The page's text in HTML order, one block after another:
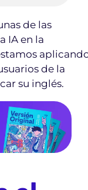
de las
IA en la
de la
su inglés.